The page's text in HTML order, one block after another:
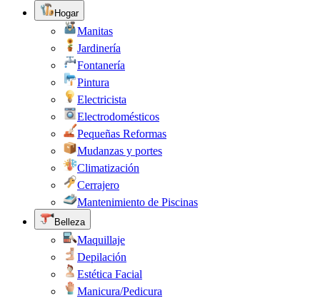
Hogar
Manitas
Jardinería
Fontanería
Pintura
Electricista
Electrodomésticos
Pequeñas Reformas
Mudanzas y portes
Climatización
Cerrajero
Mantenimiento de Piscinas
Belleza
Maquillaje
Depilación
Estética Facial
Manicura/Pedicura